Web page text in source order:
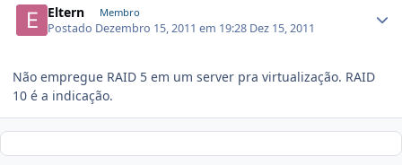
Eltern Membro
Postado Dezembro 15, 2011 em 19:28 Dez 15, 2011
Não empregue RAID 5 em um server pra virtualização. RAID
10 é a indicação.